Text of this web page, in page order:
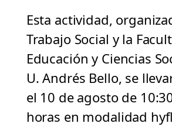
Esta actividad,
Trabajo Social y la
Educación y Ciencias
U. Andrés Bello, se
el 10 de agosto de
horas en modalidad